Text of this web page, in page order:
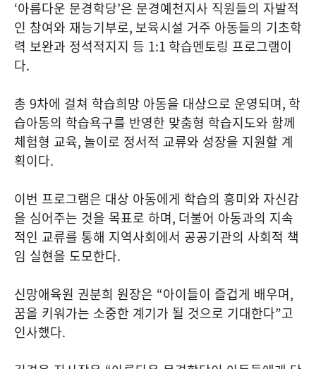
‘아름다운 문경학당’은 문경예천지사 직원들의 자발적
인 참여와 재능기부로, 보육시설 거주 아동들의 기초학
력 보완과 정석적지지 등 1:1 학습멘토링 프로그램이
다.
총 9차에 걸쳐 학습희망 아동을 대상으로 운영되며, 학
습아동의 학습욕구를 반영한 맞춤형 학습지도와 함께
체험형 교육, 놀이로 정서적 교류와 성장을 지원할 계
획이다.
이번 프로그램은 대상 아동에게 학습의 흥미와 자신감
을 심어주는 것을 목표로 하며, 더불어 아동과의 지속
적인 교류를 통해 지역사회에서 공공기관의 사회적 책
임 실현을 도모한다.
신망애육원 권분희 원장은 “아이들이 즐겁게 배우며,
꿈을 키워가는 소중한 계기가 될 것으로 기대한다”고
인사했다.